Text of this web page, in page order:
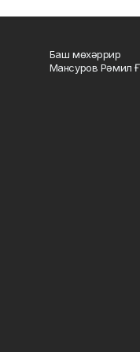
Баш мөхәррир
Мансуров Рәмил